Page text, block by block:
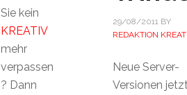
29/08/2011BY
REDAKTION
Neue Server-
Versionen
Sie kein
KREATIV
mehr
verpassen
? Dann